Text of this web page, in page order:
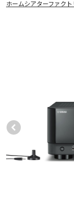
ホームシアターファクト